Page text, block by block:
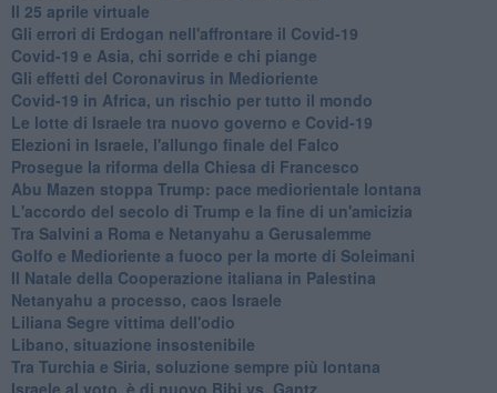
Il 25 aprile virtuale
Gli errori di Erdogan nell'affrontare il Covid-19
Covid-19 e Asia, chi sorride e chi piange
Gli effetti del Coronavirus in Medioriente
Covid-19 in Africa, un rischio per tutto il mondo
Le lotte di Israele tra nuovo governo e Covid-19
Elezioni in Israele, l'allungo finale del Falco
Prosegue la riforma della Chiesa di Francesco
Abu Mazen stoppa Trump: pace mediorientale lontana
L'accordo del secolo di Trump e la fine di un'amicizia
Tra Salvini a Roma e Netanyahu a Gerusalemme
Golfo e Medioriente a fuoco per la morte di Soleimani
Il Natale della Cooperazione italiana in Palestina
Netanyahu a processo, caos Israele
Liliana Segre vittima dell'odio
Libano, situazione insostenibile
Tra Turchia e Siria, soluzione sempre più lontana
Israele al voto, è di nuovo Bibi vs. Gantz